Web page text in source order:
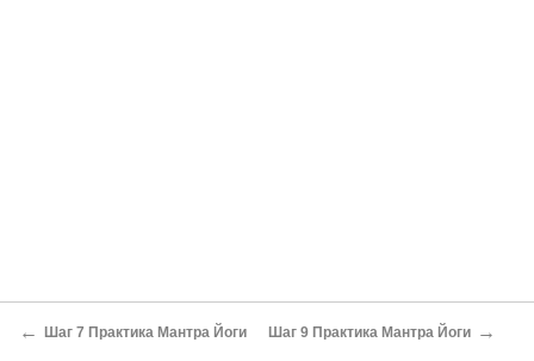
← Шаг 7 Практика Мантра Йоги Шаг 9 Практика Мантра Йоги →